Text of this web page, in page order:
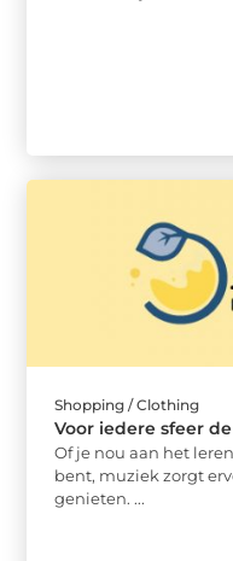
Shopping / Clothing
Voor iedere sfeer
Of je nou aan het
bent, muziek zorgt
genieten. ...